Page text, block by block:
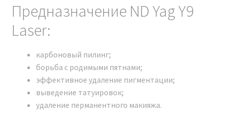
оказанию косметологических услуг.
Предназначение ND Yag Y9
Laser:
карбоновый пилинг;
борьба с родимыми пятнами;
эффективное удаление пигментации;
выведение татуировок;
удаление перманентного макияжа.